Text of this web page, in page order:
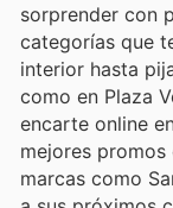
sorprender con
categorías que
interior hasta
como en Plaza
encarte online
mejores
marcas como